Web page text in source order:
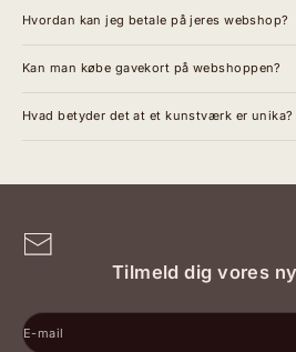
Hvordan kan jeg betale på jeres webshop?
Kan man købe gavekort på webshoppen?
Hvad betyder det at et kunstværk er unika?
Tilmeld dig vores
E-mail